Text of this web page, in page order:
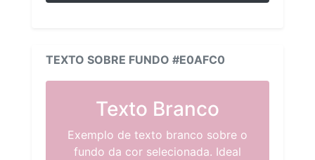
TEXTO SOBRE FUNDO #E0AFC0
Texto Branco
Exemplo de texto branco sobre o
fundo da cor selecionada. Ideal